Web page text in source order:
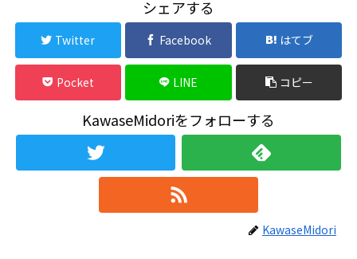
シェアする
Twitter Facebook はてブ
Pocket LINE コピー
KawaseMidoriをフォローする
KawaseMidori